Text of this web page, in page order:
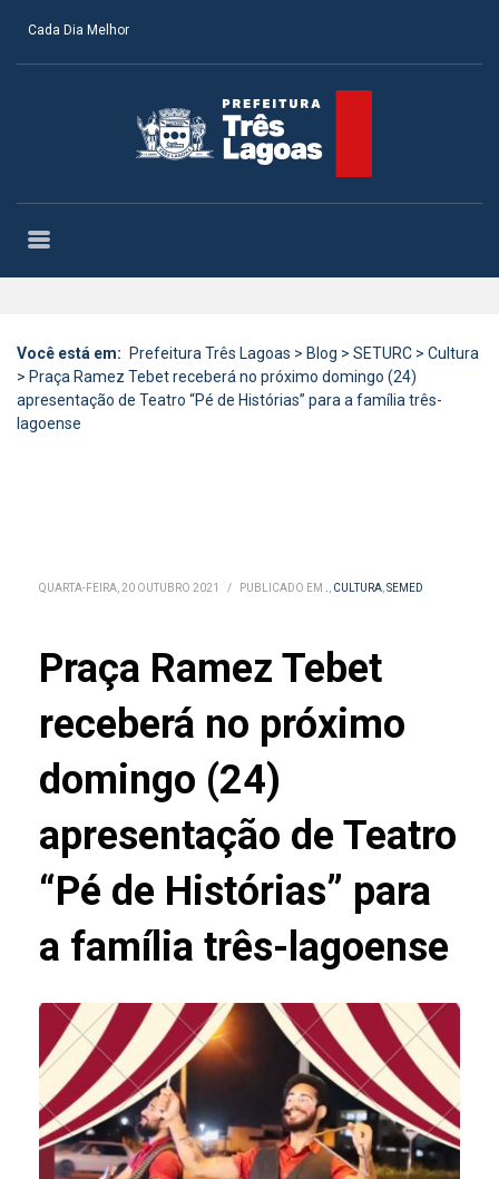
Cada Dia Melhor
Você está em: Prefeitura Três Lagoas > Blog > SETURC > Cultura
> Praça Ramez Tebet receberá no próximo domingo (24)
apresentação de Teatro “Pé de Histórias” para a família três-
lagoense
QUARTA-FEIRA, 20 OUTUBRO 2021 / PUBLICADO EM ., CULTURA,SEMED
Praça Ramez Tebet
receberá no próximo
domingo (24)
apresentação de Teatro
“Pé de Histórias” para
a família três-lagoense